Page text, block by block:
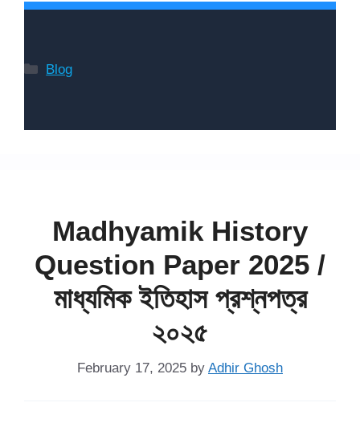
Categories
Blog
Madhyamik History
Question Paper 2025 /
মাধ্যমিক ইতিহাস প্রশ্নপত্র
২০২৫
February 17, 2025 by Adhir Ghosh